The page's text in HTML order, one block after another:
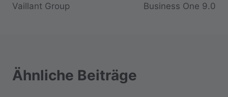
Vaillant Group
Business One 9.0
Ähnliche Beiträge